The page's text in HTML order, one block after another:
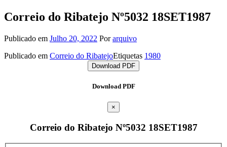
Correio do Ribatejo Nº5032 18SET1987
Publicado em Julho 20, 2022 Porarquivo
Publicado em Correio do RibatejoEtiquetas 1980
Download PDF
Download PDF
×
Correio do Ribatejo Nº5032 18SET1987